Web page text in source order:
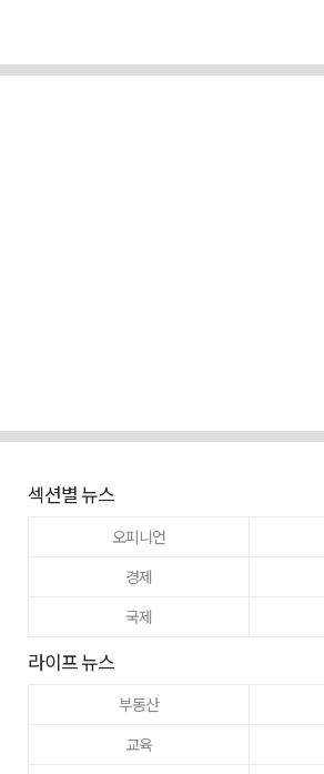
섹션별 뉴스
오피니언
경제
국제
라이프 뉴스
부동산
교육